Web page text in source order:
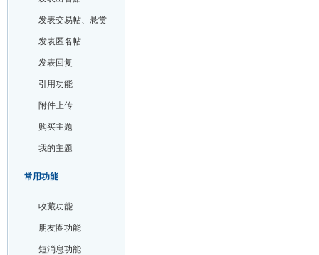
发表交易帖、悬赏
帖和投票帖
发表匿名帖
发表回复
引用功能
附件上传
购买主题
我的主题
常用功能
收藏功能
朋友圈功能
短消息功能